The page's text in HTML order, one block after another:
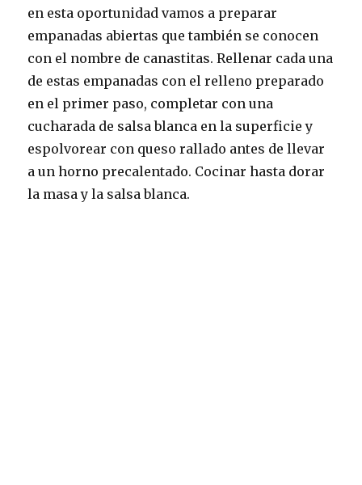
en esta oportunidad vamos a preparar
empanadas abiertas que también se conocen
con el nombre de canastitas. Rellenar cada una
de estas empanadas con el relleno preparado
en el primer paso, completar con una
cucharada de salsa blanca en la superficie y
espolvorear con queso rallado antes de llevar
a un horno precalentado. Cocinar hasta dorar
la masa y la salsa blanca.